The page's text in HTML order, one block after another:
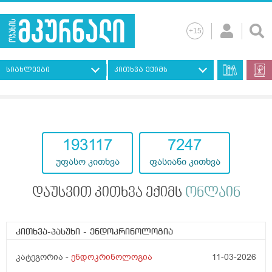
სიახლეები კითხვა ექიმს
193117
უფასო კითხვა
7247
ფასიანი კითხვა
დაუსვით კითხვა ექიმს ონლაინ
კითხვა-პასუხი - ენდოკრინოლოგია
კატეგორია - ენდოკრინოლოგია 11-03-2026